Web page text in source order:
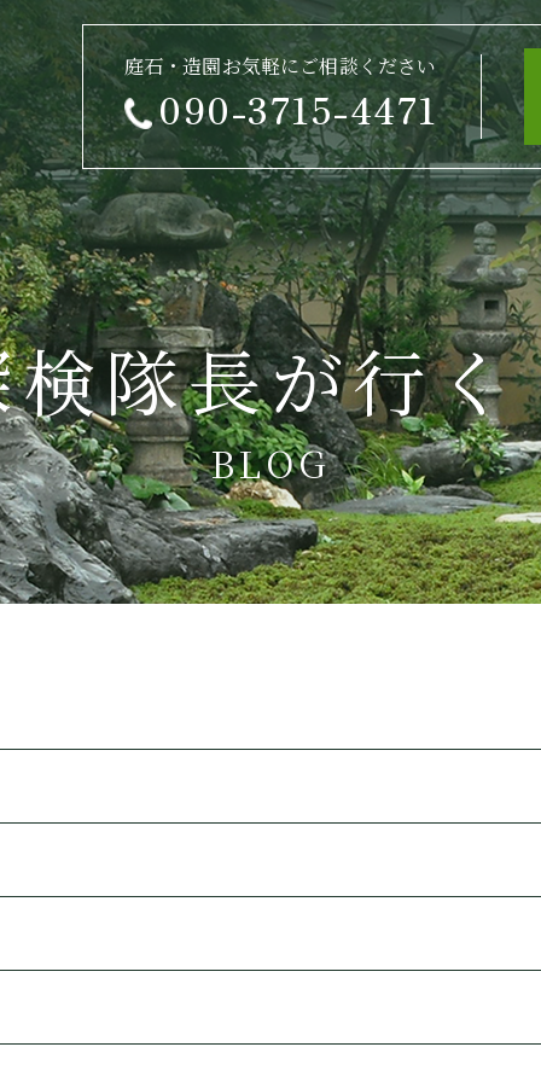
庭石・造園お気軽にご相談ください
090-3715-4471
検隊長が行く
BLOG